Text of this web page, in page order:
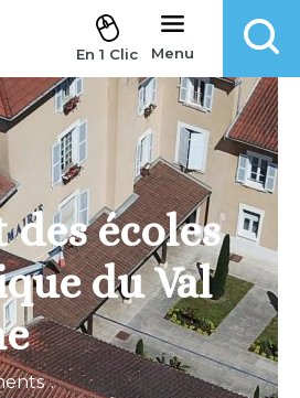
En 1 Clic Menu
des écoles
du Val
.